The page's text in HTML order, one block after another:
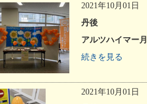
若年
2021年10月01日
丹後
アルツハイマー
続きを見る
2021年10月01日